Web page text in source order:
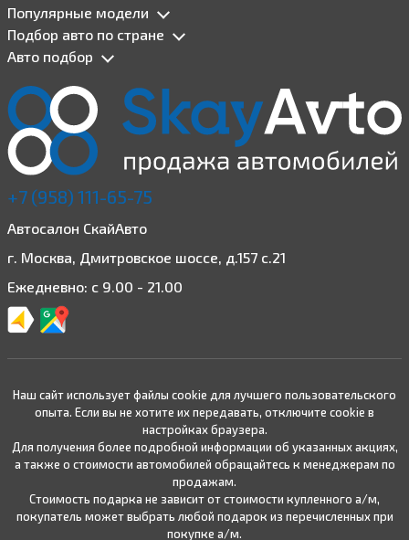
Популярные модели
Подбор авто по стране
Авто подбор
+7 (958) 111-65-75
Автосалон СкайАвто
г. Москва, Дмитровское шоссе, д.157 с.21
Ежедневно: с 9.00 - 21.00
Наш сайт использует файлы cookie для лучшего пользовательского
опыта. Если вы не хотите их передавать, отключите cookie в
настройках браузера.
Для получения более подробной информации об указанных акциях,
а также о стоимости автомобилей обращайтесь к менеджерам по
продажам.
Стоимость подарка не зависит от стоимости купленного а/м,
покупатель может выбрать любой подарок из перечисленных при
покупке а/м.